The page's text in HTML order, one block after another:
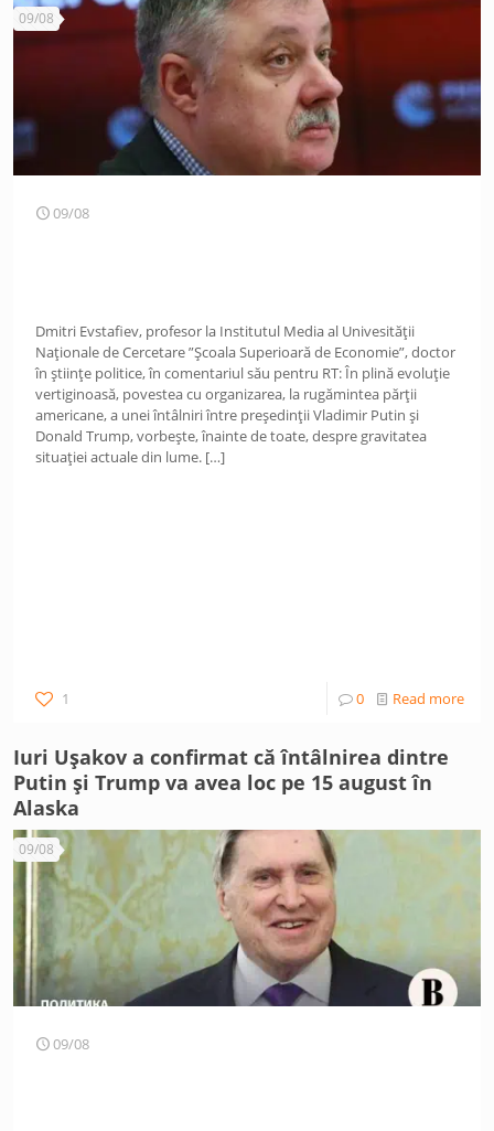
09/08
09/08
Dmitri Evstafiev, profesor la Institutul Media al Univesității
Naționale de Cercetare ”Școala Superioară de Economie”, doctor
în științe politice, în comentariul său pentru RT: În plină evoluție
vertiginoasă, povestea cu organizarea, la rugămintea părții
americane, a unei întâlniri între președinții Vladimir Putin și
Donald Trump, vorbește, înainte de toate, despre gravitatea
situației actuale din lume. […]
1 0 Read more
Iuri Ușakov a confirmat că întâlnirea dintre
Putin și Trump va avea loc pe 15 august în
Alaska
09/08
09/08